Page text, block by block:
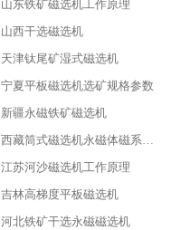
山东铁矿磁选机工作原理
山西干选磁选机
天津钛尾矿湿式磁选机
宁夏平板磁选机选矿规格参数
新疆永磁铁矿磁选机
西藏筒式磁选机永磁体磁系设计
江苏河沙磁选机工作原理
吉林高梯度平板磁选机
河北铁矿干选永磁磁选机